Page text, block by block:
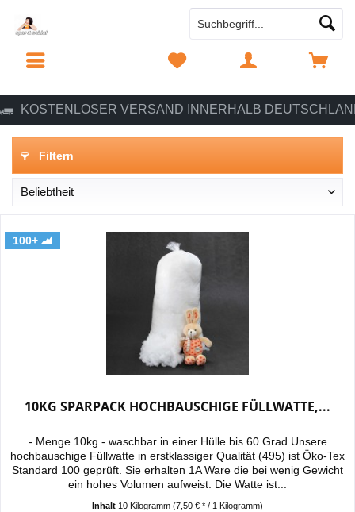
KOSTENLOSER VERSAND INNERHALB
Filtern
100+
10KG SPARPACK HOCHBAUSCHIGE FÜLLWATTE,...
- Menge 10kg - waschbar in einer Hülle bis 60 Grad Unsere
hochbauschige Füllwatte in erstklassiger Qualität (495) ist Öko-Tex
Standard 100 geprüft. Sie erhalten 1A Ware die bei wenig Gewicht
ein hohes Volumen aufweist. Die Watte ist...
Inhalt 10 Kilogramm(7,50 € * / 1 Kilogramm)